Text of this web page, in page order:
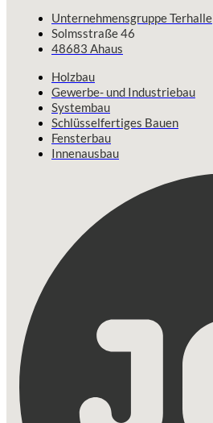
Unternehmensgruppe Terhalle
Solmsstraße 46
48683 Ahaus
Holzbau
Gewerbe- und Industriebau
Systembau
Schlüsselfertiges Bauen
Fensterbau
Innenausbau